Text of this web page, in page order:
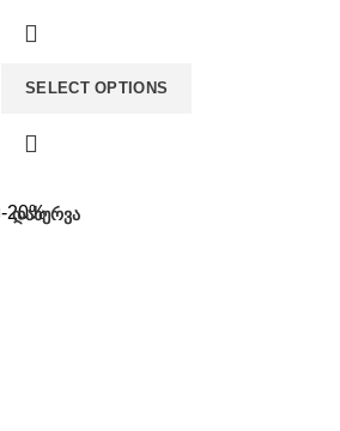
SELECT OPTIONS
-20%
დახურვა